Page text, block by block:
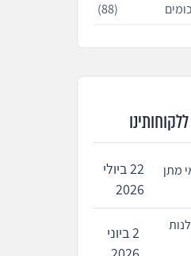
(88)
אי מתן
22 ביולי
2026
2 ביוני